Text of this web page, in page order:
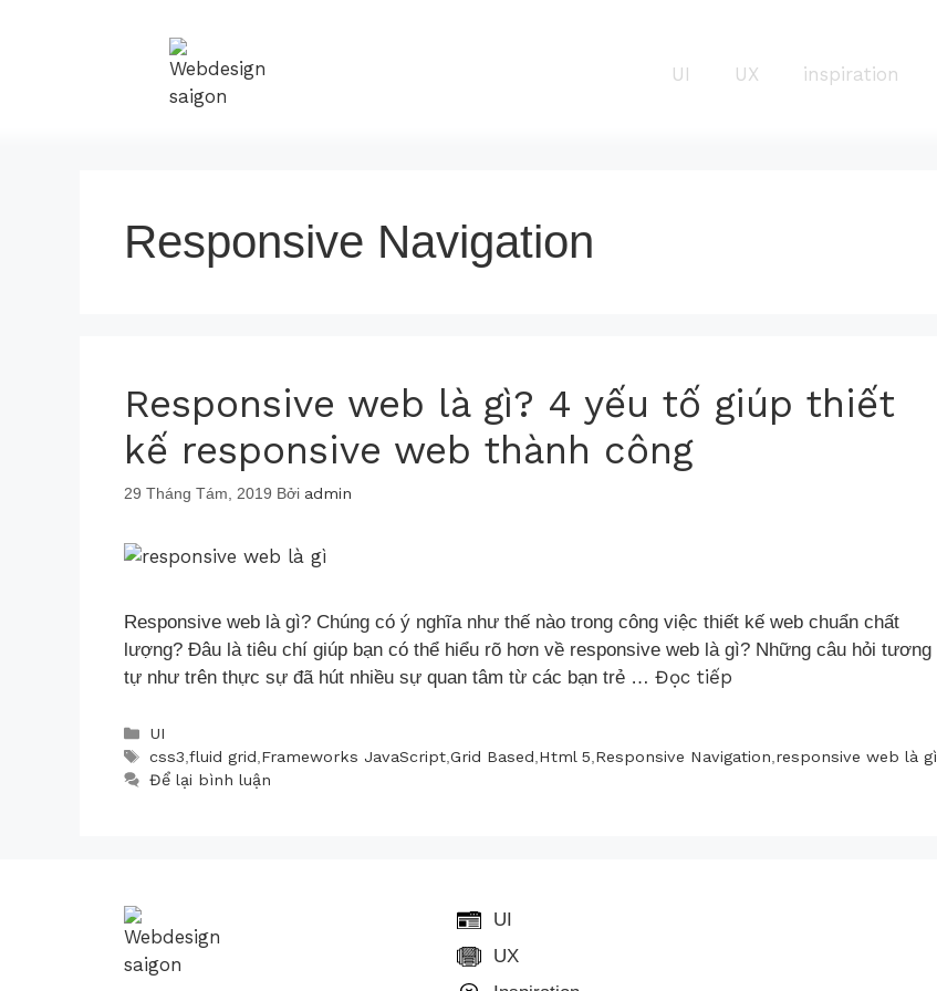
UI UX inspiration
Responsive Navigation
Responsive web là gì? 4 yếu tố giúp thiết
kế responsive web thành công
29 Tháng Tám, 2019 Bởi admin
Responsive web là gì? Chúng có ý nghĩa như thế nào trong công việc thiết kế web chuẩn chất
lượng? Đâu là tiêu chí giúp bạn có thể hiểu rõ hơn về responsive web là gì? Những câu hỏi tương
tự như trên thực sự đã hút nhiều sự quan tâm từ các bạn trẻ … Đọc tiếp
UI
css3,fluid grid,Frameworks JavaScript,Grid Based,Html 5,Responsive Navigation,responsive web là gì
Để lại bình luận
UI
UX